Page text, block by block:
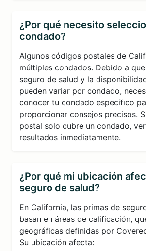
¿Por qué necesito
condado?
Algunos códigos postales de
múltiples condados. Debido a
seguro de salud y la
pueden variar por condado,
conocer tu condado específico
proporcionar consejos precisos.
postal solo cubre un condado,
resultados inmediatamente.
¿Por qué mi ubicación
seguro de salud?
En California, las primas de
basan en áreas de calificación,
geográficas definidas por
Su ubicación afecta: